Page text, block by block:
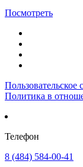
Посмотреть
Пользовательское
Политика в
Телефон
8 (484) 584-00-41